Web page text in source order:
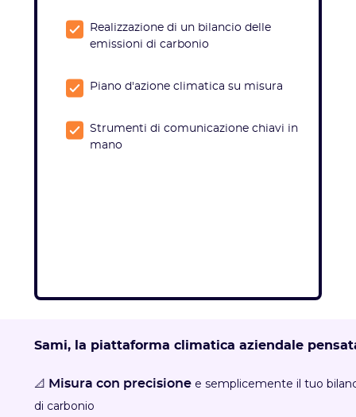
Realizzazione di un bilancio delle
emissioni di carbonio
Piano d'azione climatica su misura
Strumenti di comunicazione chiavi in
mano
Sami, la piattaforma climatica aziendale
📐 Misura con precisionee semplicemente il tuo
di carbonio